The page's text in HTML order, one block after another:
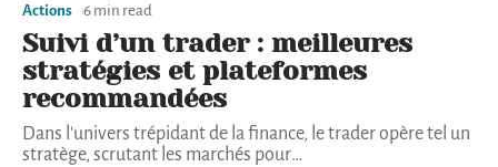
Actions 6 min read
Suivi d’un trader : meilleures
stratégies et plateformes
recommandées
Dans l'univers trépidant de la finance, le trader opère tel un
stratège, scrutant les marchés pour…